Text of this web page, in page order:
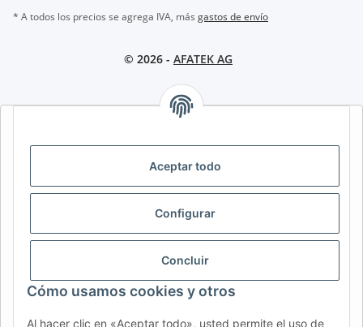
Aceptar todo
Configurar
Concluir
Cómo usamos cookies y otros
Al hacer clic en «Aceptar todo», usted permite el uso de
* A todos los precios se agrega IVA, más gastos de envío
© 2026 - AFATEK AG
SELECT REGION & LANGUAGE | CHOISIR LA RÉGION ET LA
DE AT CH (DE) CH (FR)
BE (NL)
CZ